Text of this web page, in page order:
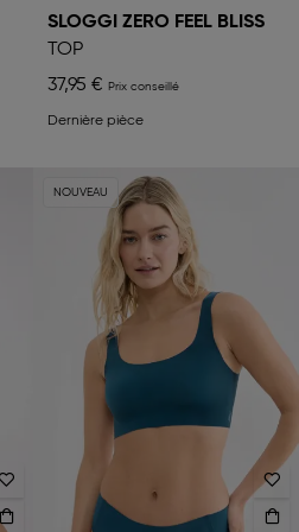
SLOGGI ZERO FEEL BLISS
TOP
37,95 €
Dernière pièce
NOUVEAU